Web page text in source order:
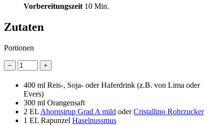
Vorbereitungszeit 10 Min.
Zutaten
Portionen
− +
400 ml Reis-, Soja- oder Haferdrink (z.B. von Lima oder
Evers)
300 ml Orangensaft
2 EL Ahornsirup Grad A mild oderCristallino Rohrzucker
1 EL Rapunzel Haselnussmus